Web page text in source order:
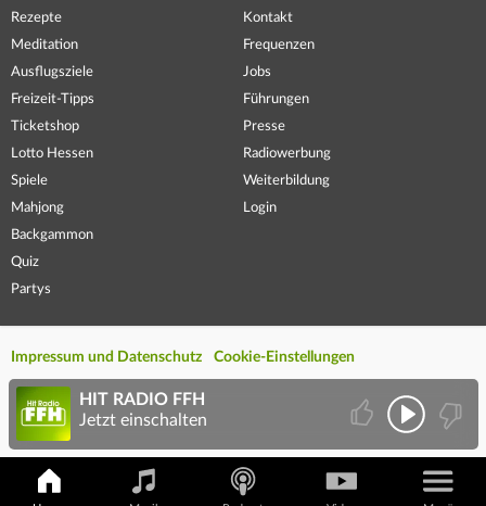
Rezepte
Meditation
Ausflugsziele
Freizeit-Tipps
Ticketshop
Lotto Hessen
Spiele
Mahjong
Backgammon
Quiz
Partys
Kontakt
Frequenzen
Jobs
Führungen
Presse
Radiowerbung
Weiterbildung
Login
Impressum und Datenschutz Cookie-Einstellungen
HIT RADIO FFH
Jetzt einschalten